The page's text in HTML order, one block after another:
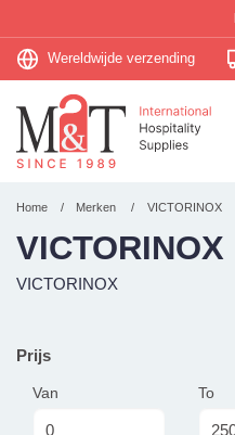
Wereldwijde verzending
Home Merken VICTORINOX
VICTORINOX
VICTORINOX
Prijs
Van To